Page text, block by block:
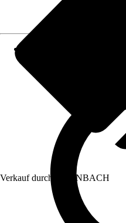
Verkauf durch: HORNBACH